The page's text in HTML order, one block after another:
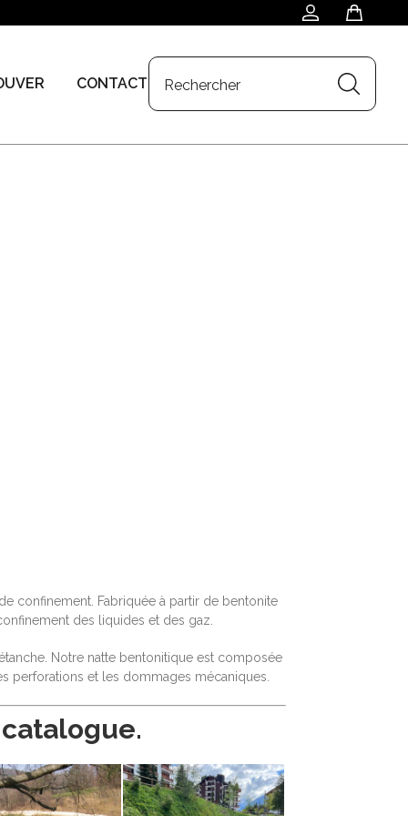
CONTACT
confinement. Fabriquée à partir de bentonite
des liquides et des gaz.
Notre natte bentonitique est composée
perforations et les dommages mécaniques.